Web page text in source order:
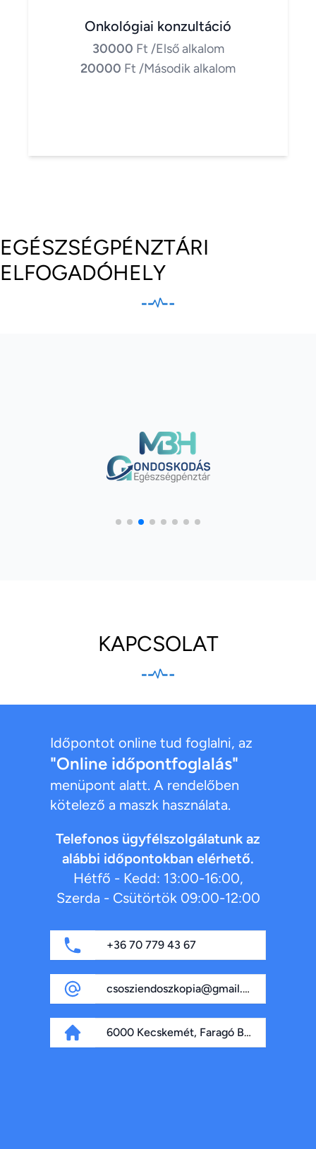
Onkológiai konzultáció
30000 Ft /Első alkalom
20000 Ft /Második alkalom
EGÉSZSÉGPÉNZTÁRI
ELFOGADÓHELY
KAPCSOLAT
Időpontot online tud foglalni, az
"Online időpontfoglalás"
menüpont alatt. A rendelőben
kötelező a maszk használata.
Telefonos ügyfélszolgálatunk az
alábbi időpontokban elérhető.
Hétfő - Kedd: 13:00-16:00,
Szerda - Csütörtök 09:00-12:00
+36 70 779 43 67
csosziendoszkopia@gmail.com
6000 Kecskemét, Faragó Béla fasor 4